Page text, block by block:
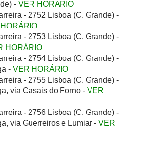
- VER HORÁRIO
- 2752 Lisboa (C. Grande) -
- 2753 Lisboa (C. Grande) -
HORÁRIO
- 2754 Lisboa (C. Grande) -
- VER HORÁRIO
- 2755 Lisboa (C. Grande) -
via Casais do Forno - VER
- 2756 Lisboa (C. Grande) -
via Guerreiros e Lumiar - VER